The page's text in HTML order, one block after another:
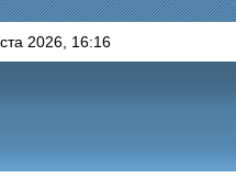
2026, 16:16